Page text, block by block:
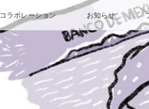
コラボレーション お知らせ